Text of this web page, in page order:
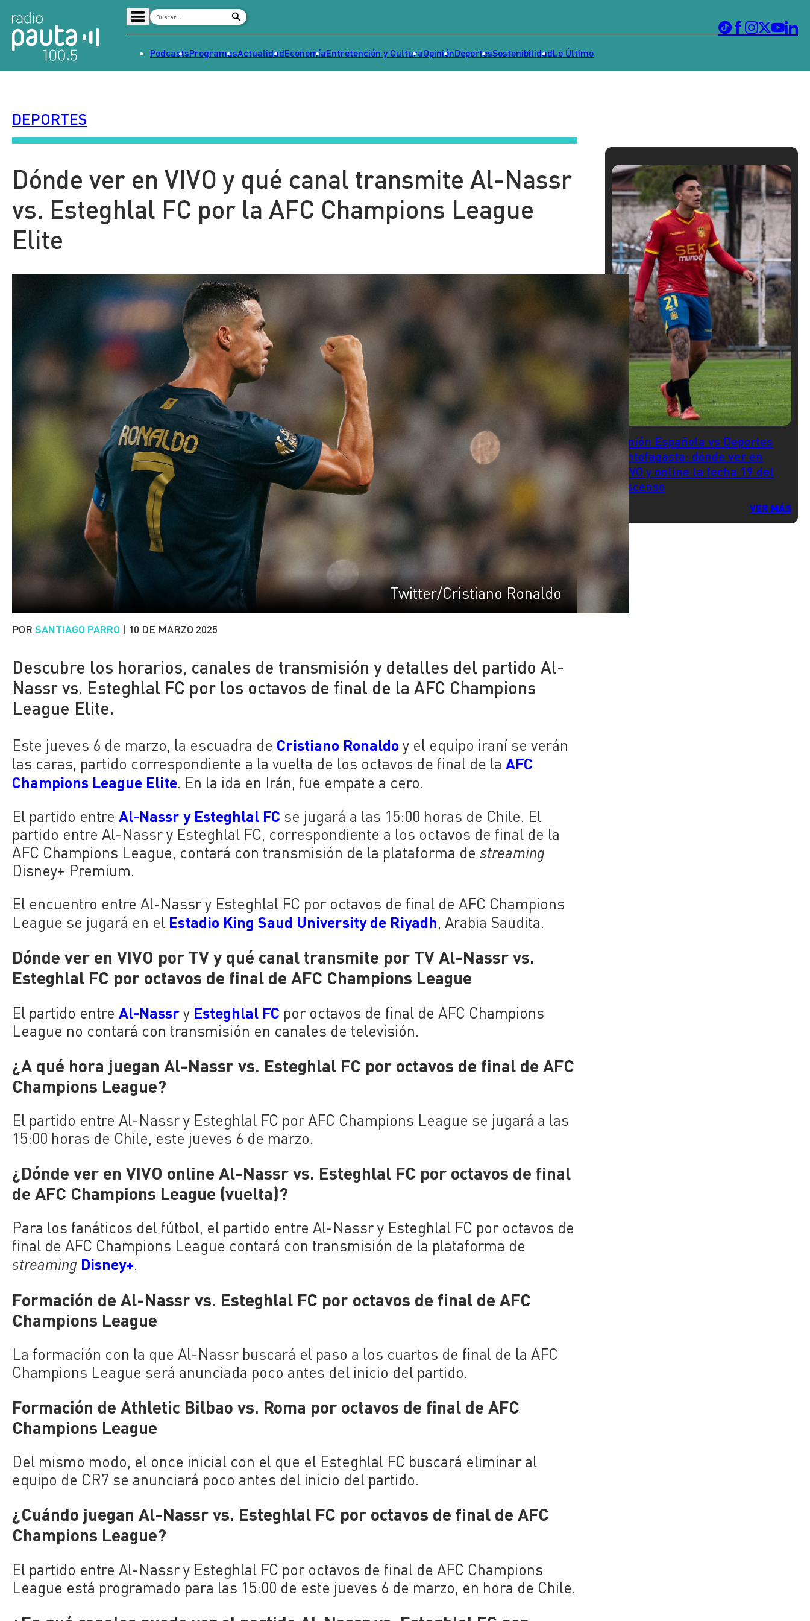
Señal 2
Tendencias
Contenido Patrocinado
PodcastsProgramasActualidadEconomíaEntretención y CulturaOpiniónDeportesSostenibilidadLo Último
DEPORTES
Dónde ver en VIVO y qué canal transmite Al-Nassr
vs. Esteghlal FC por la AFC Champions League
Elite
Twitter/Cristiano Ronaldo
PORSANTIAGO PARRO | 10 DE MARZO 2025
Descubre los horarios, canales de transmisión y detalles del partido Al-
Nassr vs. Esteghlal FC por los octavos de final de la AFC Champions
League Elite.
Este jueves 6 de marzo, la escuadra de Cristiano Ronaldo y el equipo iraní se verán
las caras, partido correspondiente a la vuelta de los octavos de final de laAFC
Champions League Elite. En la ida en Irán, fue empate a cero.
El partido entreAl-Nassr y Esteghlal FC se jugará a las 15:00 horas de Chile. El
partido entre Al-Nassr y Esteghlal FC, correspondiente a los octavos de final de la
AFC Champions League, contará con transmisión de la plataforma destreaming
Disney+ Premium.
El encuentro entre Al-Nassr y Esteghlal FC por octavos de final de AFC Champions
League se jugará en el Estadio King Saud University de Riyadh, Arabia Saudita.
Dónde ver en VIVO por TV y qué canal transmite por TV Al-Nassr vs.
Esteghlal FC por octavos de final de AFC Champions League
El partido entreAl-Nassry Esteghlal FC por octavos de final de AFC Champions
League no contará con transmisión en canales de televisión.
¿A qué hora juegan Al-Nassr vs. Esteghlal FC por octavos de final de AFC
Champions League?
El partido entre Al-Nassr y Esteghlal FC por AFC Champions League se jugará a las
15:00 horas de Chile, este jueves 6 de marzo.
¿Dónde ver en VIVO online Al-Nassr vs. Esteghlal FC por octavos de final
de AFC Champions League (vuelta)?
Para los fanáticos del fútbol, el partido entre Al-Nassr y Esteghlal FC por octavos de
final de AFC Champions League contará con transmisión de la plataforma de
streaming Disney+.
Formación de Al-Nassr vs. Esteghlal FC por octavos de final de AFC
Champions League
La formación con la que Al-Nassr buscará el paso a los cuartos de final de la AFC
Champions League será anunciada poco antes del inicio del partido.
Formación de Athletic Bilbao vs. Roma por octavos de final de AFC
Champions League
Del mismo modo, el once inicial con el que el Esteghlal FC buscará eliminar al
equipo de CR7 se anunciará poco antes del inicio del partido.
¿Cuándo juegan Al-Nassr vs. Esteghlal FC por octavos de final de AFC
Champions League?
El partido entre Al-Nassr y Esteghlal FC por octavos de final de AFC Champions
League está programado para las 15:00 de este jueves 6 de marzo, en hora de Chile.
Unión Española vs Deportes
Antofagasta: dónde ver en
VIVO y online la fecha 19 del
Ascenso
VER MÁS